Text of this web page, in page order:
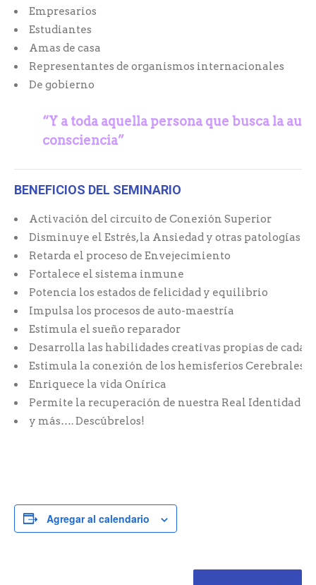
Empresarios
Estudiantes
Amas de casa
Representantes de organismos internacionales
De gobierno
“Y a toda aquella persona que busca la
consciencia”
BENEFICIOS DEL SEMINARIO
Activación del circuito de Conexión Superior
Disminuye el Estrés, la Ansiedad y otras patologías
Retarda el proceso de Envejecimiento
Fortalece el sistema inmune
Potencia los estados de felicidad y equilibrio
Impulsa los procesos de auto-maestría
Estimula el sueño reparador
Desarrolla las habilidades creativas propias de cada
Estimula la conexión de los hemisferios Cerebrales
Enriquece la vida Onírica
Permite la recuperación de nuestra Real Identidad y
y más…. Descúbrelos!
Agregar al calendario